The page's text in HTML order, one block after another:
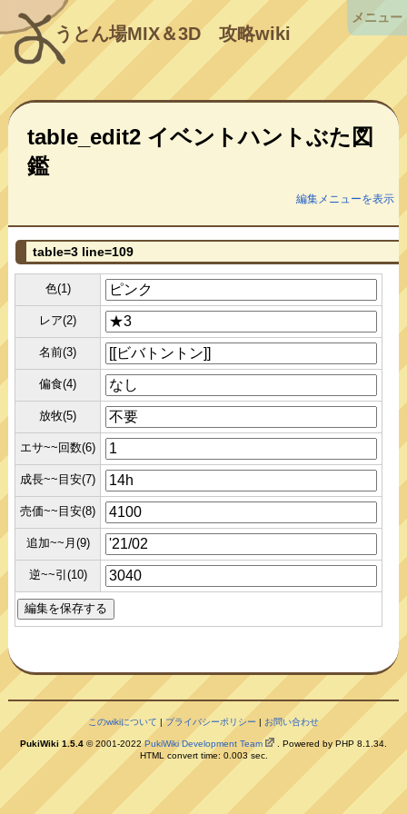
うとん場MIX＆3D攻略wiki
table_edit2 イベントハントぶた図
鑑
編集メニューを表示
table=3 line=109
色(1)
レア(2)
名前(3)
偏食(4)
放牧(5)
エサ~~回数(6)
成長~~目安(7)
売価~~目安(8)
追加~~月(9)
逆~~引(10)
このwikiについて |プライバシーポリシー | お問い合わせ
PukiWiki 1.5.4 © 2001-2022PukiWiki Development Team
. Powered by PHP 8.1.34.
HTML convert time: 0.003 sec.
メニュー